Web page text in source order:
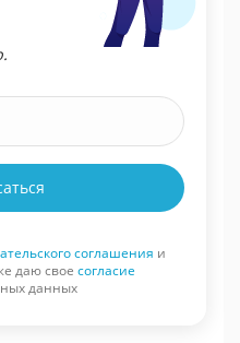
соглашения и
даю свое согласие
данных